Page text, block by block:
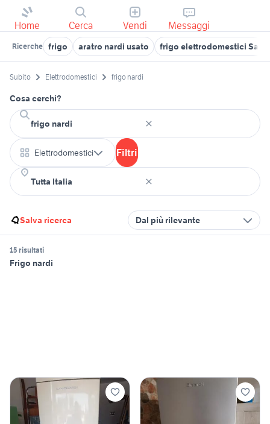
Home Cerca Vendi Messaggi
Ricerche frigo aratro nardi usato frigo elettrodomestici
Subito Elettrodomestici frigo nardi
Cosa cerchi?
Elettrodomestici Filtri
Salva ricerca Dal più rilevante
15 risultati
Frigo nardi